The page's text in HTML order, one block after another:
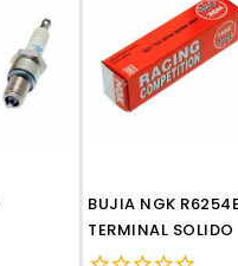
BUJIA NGK
TERMINAL SOLIDO